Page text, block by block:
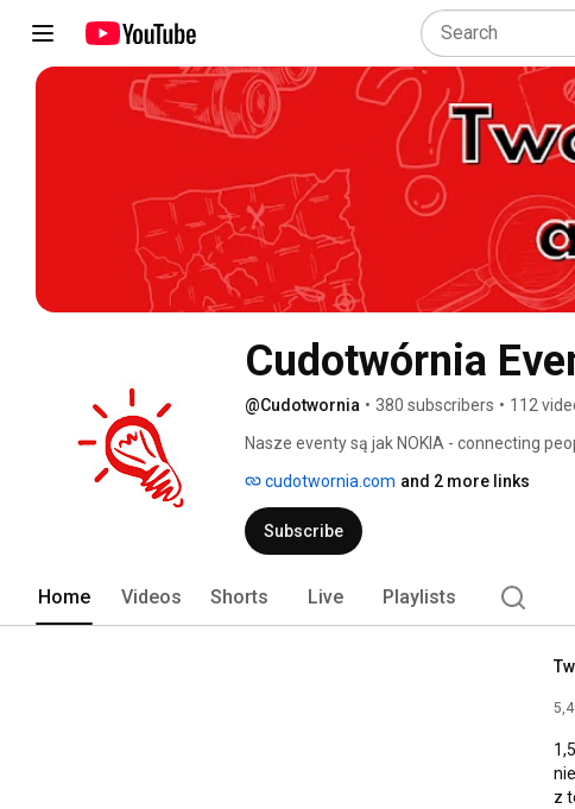
Cudotwórnia
@Cudotwornia • 380 subscribers • 112
Nasze eventy są jak NOKIA - connecting
cudotwornia.com and 2 more links
Subscribe
Home Videos Shorts Live Playlists
z